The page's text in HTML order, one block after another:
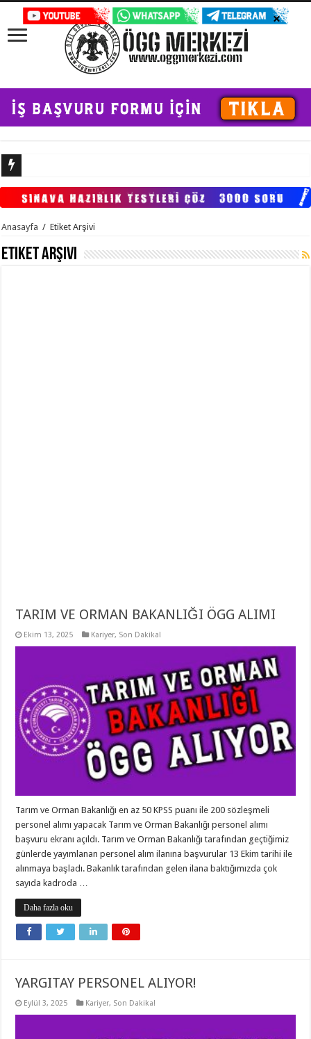
Anasayfa / Etiket Arşivi
Etiket Arşivi
TARIM VE ORMAN BAKANLIĞI ÖGG ALIMI
Ekim 13, 2025 Kariyer, Son Dakika!
Tarım ve Orman Bakanlığı en az 50 KPSS puanı ile 200 sözleşmeli
personel alımı yapacak Tarım ve Orman Bakanlığı personel alımı
başvuru ekranı açıldı. Tarım ve Orman Bakanlığı tarafından geçtiğimiz
günlerde yayımlanan personel alım ilanına başvurular 13 Ekim tarihi ile
alınmaya başladı. Bakanlık tarafından gelen ilana baktığımızda çok
sayıda kadroda …
Daha fazla oku
YARGITAY PERSONEL ALIYOR!
Eylül 3, 2025 Kariyer, Son Dakika!